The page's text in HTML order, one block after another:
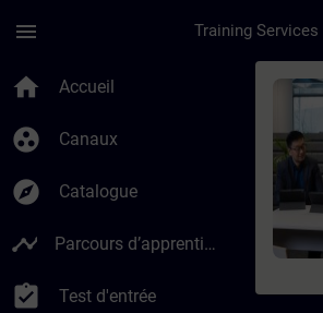
menu
home Accueil
group_work Canaux
explore Catalogue
timeline Parcours d’apprentissage
assignment_turned_in Test d'entrée